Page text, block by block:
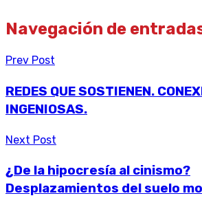
Navegación de
Prev Post
REDES QUE SOSTIENEN.
INGENIOSAS.
Next Post
¿De la hipocresía al cinismo?
Desplazamientos del suelo